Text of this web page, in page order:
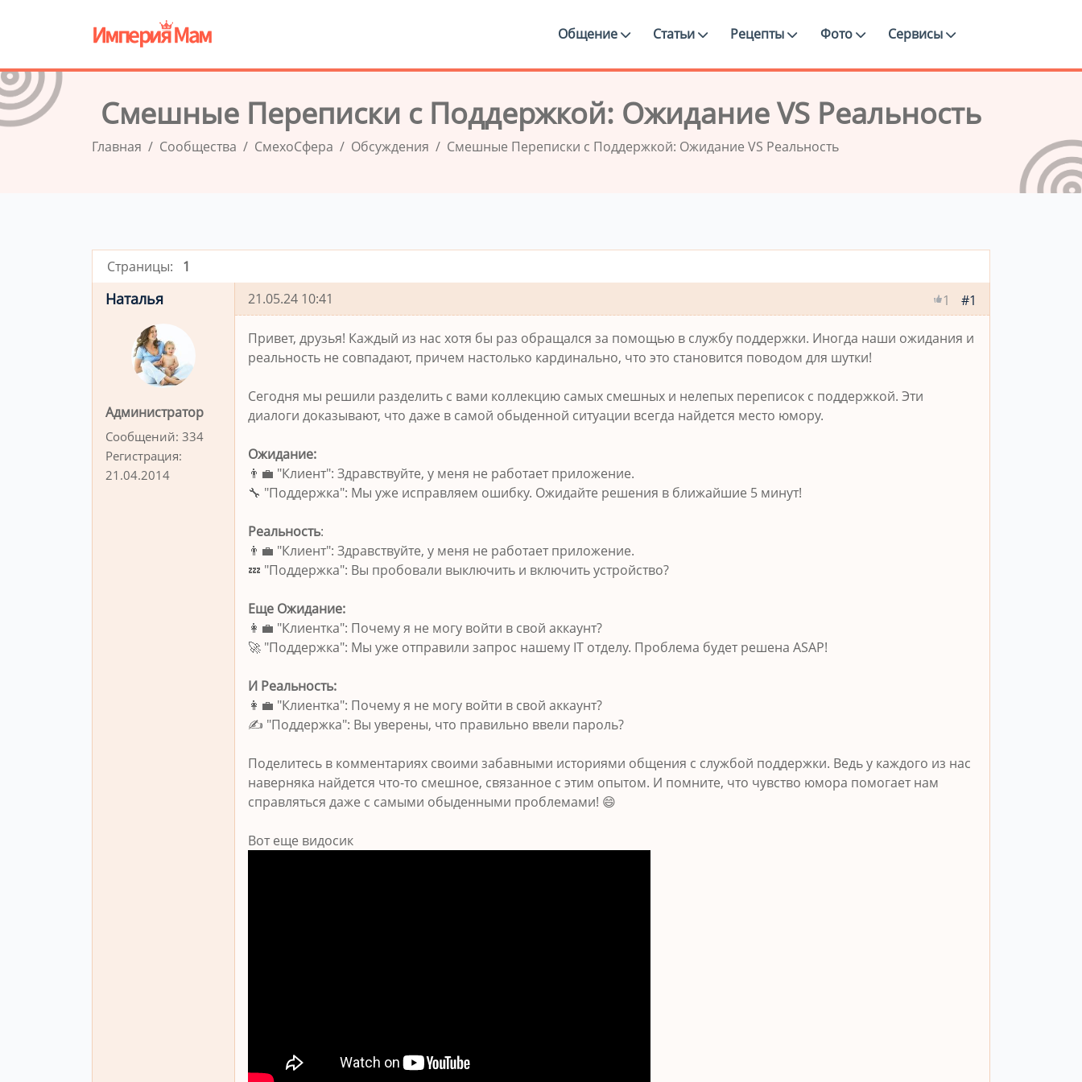
Общение Статьи Рецепты Фото Сервисы
Смешные Переписки с Поддержкой: Ожидание VS Реальность
Главная Сообщества СмехоСфера Обсуждения Смешные Переписки с Поддержкой: Ожидание VS Реальность
Страницы: 1
Наталья
Администратор
Сообщений: 334
Регистрация:
21.04.2014
#1
1
21.05.24 10:41
Привет, друзья! Каждый из нас хотя бы раз обращался за помощью в службу поддержки. Иногда наши ожидания и
реальность не совпадают, причем настолько кардинально, что это становится поводом для шутки!
Сегодня мы решили разделить с вами коллекцию самых смешных и нелепых переписок с поддержкой. Эти
диалоги доказывают, что даже в самой обыденной ситуации всегда найдется место юмору.
Ожидание:
👨‍💼 "Клиент": Здравствуйте, у меня не работает приложение.
🔧 "Поддержка": Мы уже исправляем ошибку. Ожидайте решения в ближайшие 5 минут!
Реальность:
👨‍💼 "Клиент": Здравствуйте, у меня не работает приложение.
💤 "Поддержка": Вы пробовали выключить и включить устройство?
Еще Ожидание:
👩‍💼 "Клиентка": Почему я не могу войти в свой аккаунт?
🚀 "Поддержка": Мы уже отправили запрос нашему IT отделу. Проблема будет решена ASAP!
И Реальность:
👩‍💼 "Клиентка": Почему я не могу войти в свой аккаунт?
✍ "Поддержка": Вы уверены, что правильно ввели пароль?
Поделитесь в комментариях своими забавными историями общения с службой поддержки. Ведь у каждого из нас
наверняка найдется что-то смешное, связанное с этим опытом. И помните, что чувство юмора помогает нам
справляться даже с самыми обыденными проблемами! 😄
Вот еще видосик